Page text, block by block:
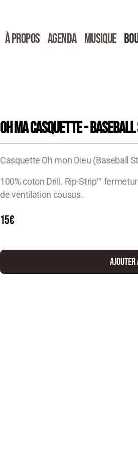
À PROPOS AGENDA MUSIQUE
Oh ma casquette -
Casquette Oh mon Dieu (Baseball
100% coton Drill. Rip-Strip™
de ventilation cousus.
15€
Ajouter